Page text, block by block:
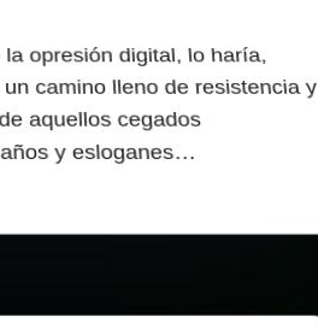
opresión digital, lo haría,
camino lleno de resistencia y
aquellos cegados
y esloganes…